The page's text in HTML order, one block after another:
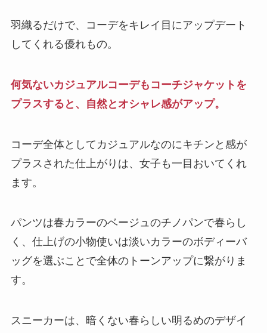
羽織るだけで、コーデをキレイ目にアップデート
してくれる優れもの。
何気ないカジュアルコーデもコーチジャケットを
プラスすると、自然とオシャレ感がアップ。
コーデ全体としてカジュアルなのにキチンと感が
プラスされた仕上がりは、女子も一目おいてくれ
ます。
パンツは春カラーのベージュのチノパンで春らし
く、仕上げの小物使いは淡いカラーのボディーバ
ッグを選ぶことで全体のトーンアップに繋がりま
す。
スニーカーは、暗くない春らしい明るめのデザイ